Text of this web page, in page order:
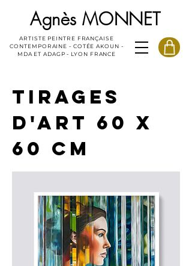
Agnès MONNET
ARTISTE PEINTRE FRANÇAISE
CONTEMPORAINE - COTÉE AKOUN -
MDA ET ADAGP - LYON FRANCE
TIRAGES
D'ART 60 X
60 CM